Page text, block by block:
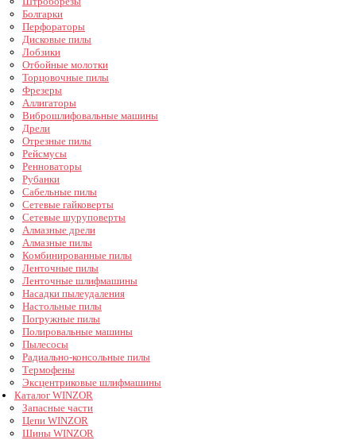
Болгарки
Перфораторы
Дисковые пилы
Лобзики
Отбойные молотки
Торцовочные пилы
Фрезеры
Аллигаторы
Виброшлифовальные машины
Дрели
Отрезные пилы
Рейсмусы
Ренноваторы
Рубанки
Сабельные пилы
Сетевые гайковерты
Сетевые шуруповерты
Алмазные дрели
Алмазные пилы
Комбинированные пилы
Ленточные пилы
Ленточные шлифмашины
Насадки пылеудаления
Настольные пилы
Погружные пилы
Полировальные машины
Пылесосы
Радиально-консольные пилы
Термофены
Эксцентриковые шлифмашины
Каталог WINZOR
Запасные части
Цепи WINZOR
Шины WINZOR